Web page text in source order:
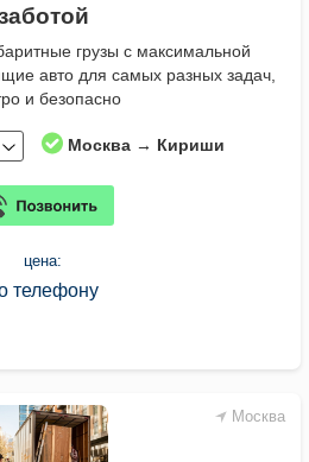
грузы с максимальной
авто для самых разных задач,
и безопасно
Москва → Кириши
цена:
телефону
Москва